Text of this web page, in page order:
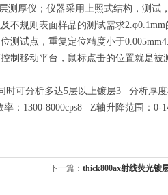
测厚仪；仪器采用上照式结构，测试
不规则表面样品的测试需求
测试点，重复定位精度小于0.005mm
制移动平台，鼠标点击的位置就是被
可分析多达5层以上镀层3 分析厚度
：1300-8000cps8 Z轴升降范围：0-
下一篇： thick800ax射线荧光镀